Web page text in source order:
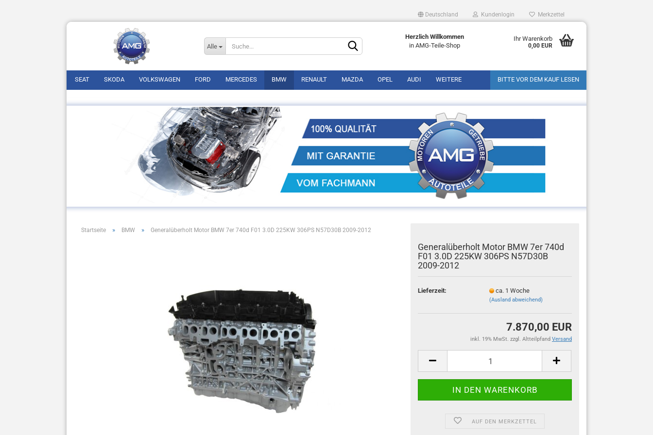
Deutschland
Lieferland
Kundenlogin
Konto erstellen
Passwort vergessen?
Merkzettel
Alle
Herzlich Willkommen
in AMG-Teile-Shop
Ihr Warenkorb
0,00 EUR
SEAT SKODA VOLKSWAGEN FORD MERCEDES BMW RENAULT MAZDA OPEL AUDI BITTE VOR DEM KAUF LESEN
WEITERE
Startseite » BMW » Generalüberholt Motor BMW 7er 740d F01 3.0D 225KW 306PS N57D30B 2009-2012
Generalüberholt Motor BMW 7er 740d
F01 3.0D 225KW 306PS N57D30B
2009-2012
Lieferzeit: ca. 1 Woche
(Ausland abweichend)
7.870,00 EUR
inkl. 19% MwSt. zzgl. Altteilpfand Versand
AUF DEN MERKZETTEL